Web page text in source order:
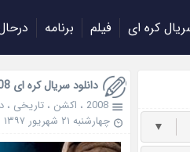
کره ای فیلم برنامه
دانلود سریال کره ای Hong Gil Dong 2008
2008 ، اکشن ، تاریخی ،
چهارشنبه ۲۱ شهریور ۱۳۹۷
▼